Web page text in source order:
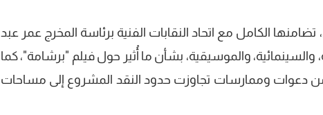
تضامنها الكامل مع اتحاد النقابات الفنية برئاسة المخرج عمر عبد
والسينمائية، والموسيقية، بشأن ما أُثير حول فيلم "برشامة"، كما
دعوات وممارسات تجاوزت حدود النقد المشروع إلى مساحات